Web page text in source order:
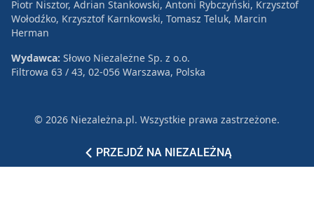
PRZEJDŹ NA NIEZALEŻNĄ
Piotr Nisztor, Adrian Stankowski, Antoni Rybczyński, Krzysztof
Wołodźko, Krzysztof Karnkowski, Tomasz Teluk, Marcin
Herman
Wydawca: Słowo Niezależne Sp. z o.o.
Filtrowa 63 / 43, 02-056 Warszawa, Polska
© 2026 Niezależna.pl. Wszystkie prawa zastrzeżone.
PatronatReklama Polityka prywatności